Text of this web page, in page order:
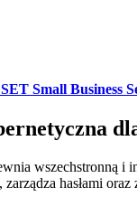
Small Business
wszechstronną i
hasłami